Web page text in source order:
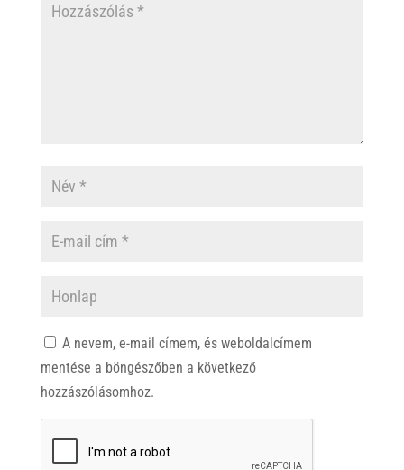
A nevem, e-mail címem, és weboldalcímem
mentése a böngészőben a következő
hozzászólásomhoz.